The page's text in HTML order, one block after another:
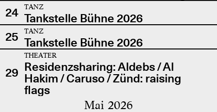
24
TANZ
Tankstelle Bühne 2026
25
TANZ
Tankstelle Bühne 2026
29
THEATER
Residenzsharing: Aldebs / Al
Hakim / Caruso / Zünd: raising
flags
Mai 2026